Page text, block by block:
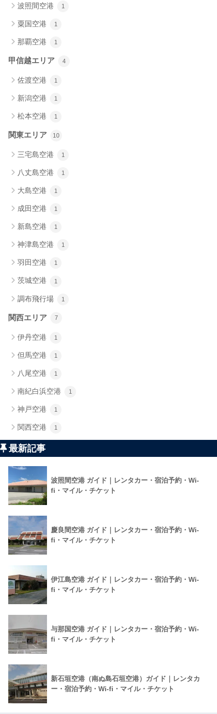
波照間空港 1
粟国空港 1
那覇空港 1
甲信越エリア 4
佐渡空港 1
新潟空港 1
松本空港 1
関東エリア 10
三宅島空港 1
八丈島空港 1
大島空港 1
成田空港 1
新島空港 1
神津島空港 1
羽田空港 1
茨城空港 1
調布飛行場 1
関西エリア 7
伊丹空港 1
但馬空港 1
八尾空港 1
南紀白浜空港 1
神戸空港 1
関西空港 1
最新記事
波照間空港 ガイド｜レンタカー・宿泊予約・Wi-
fi・マイル・チケット
慶良間空港 ガイド｜レンタカー・宿泊予約・Wi-
fi・マイル・チケット
伊江島空港 ガイド｜レンタカー・宿泊予約・Wi-
fi・マイル・チケット
与那国空港 ガイド｜レンタカー・宿泊予約・Wi-
fi・マイル・チケット
新石垣空港（南ぬ島石垣空港）ガイド｜レンタカ
ー・宿泊予約・Wi-fi・マイル・チケット